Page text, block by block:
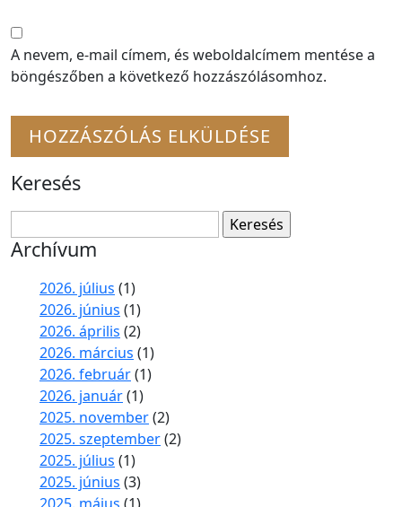
A nevem, e-mail címem, és weboldalcímem mentése a
böngészőben a következő hozzászólásomhoz.
Keresés
Archívum
2026. július (1)
2026. június (1)
2026. április (2)
2026. március (1)
2026. február(1)
2026. január(1)
2025. november(2)
2025. szeptember(2)
2025. július (1)
2025. június (3)
2025. május (1)